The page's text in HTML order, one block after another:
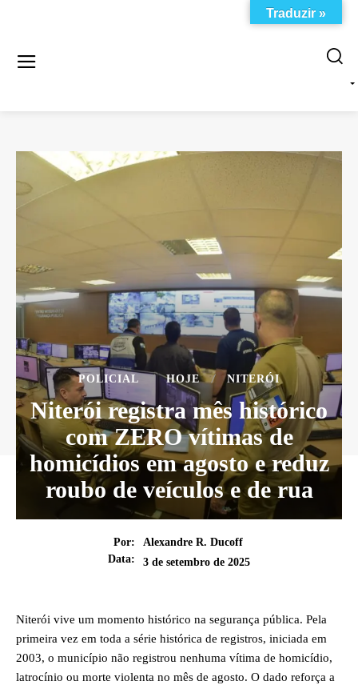
POLICIAL HOJE NITERÓI
Niterói registra mês histórico
com ZERO vítimas de
homicídios em agosto e reduz
roubo de veículos e de rua
Por:
Alexandre R. Ducoff
Data:
3 de setembro de 2025
Niterói vive um momento histórico na segurança pública. Pela
primeira vez em toda a série histórica de registros, iniciada em
2003, o município não registrou nenhuma vítima de homicídio,
latrocínio ou morte violenta no mês de agosto. O dado reforça a
Traduzir »